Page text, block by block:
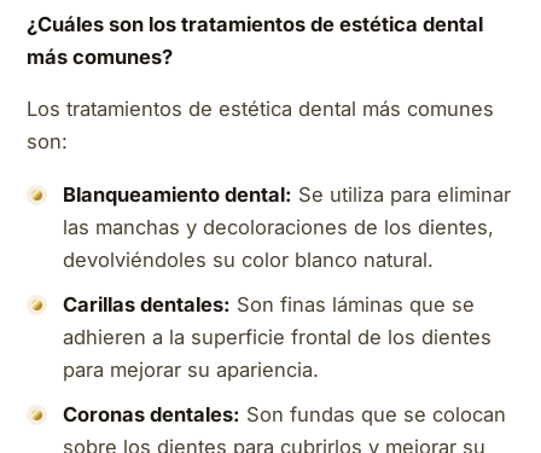
¿Cuáles son los tratamientos de estética dental
más comunes?
Los tratamientos de estética dental más comunes
son:
Blanqueamiento dental: Se utiliza para eliminar
las manchas y decoloraciones de los dientes,
devolviéndoles su color blanco natural.
Carillas dentales: Son finas láminas que se
adhieren a la superficie frontal de los dientes
para mejorar su apariencia.
Coronas dentales: Son fundas que se colocan
sobre los dientes para cubrirlos y mejorar su